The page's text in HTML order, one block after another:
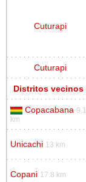
Cuturapi
Cuturapi
Distritos vecinos
Copacabana 9.1
km
Unicachi 13 km
Copani 17.8 km